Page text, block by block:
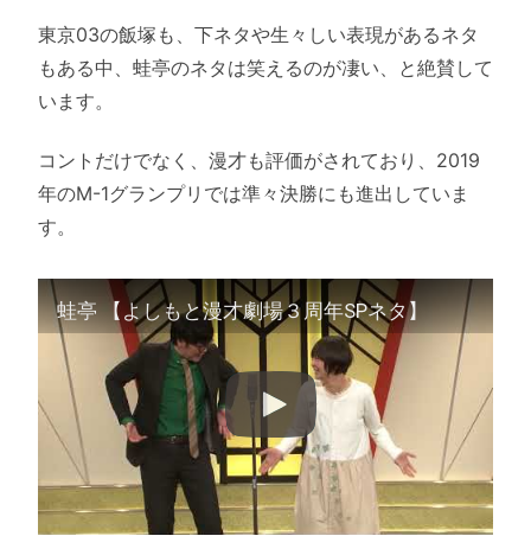
東京03の飯塚も、下ネタや生々しい表現があるネタ
もある中、蛙亭のネタは笑えるのが凄い、と絶賛して
います。
コントだけでなく、漫才も評価がされており、2019
年のM-1グランプリでは準々決勝にも進出していま
す。
蛙亭 【よしもと漫才劇場３周年SPネタ】